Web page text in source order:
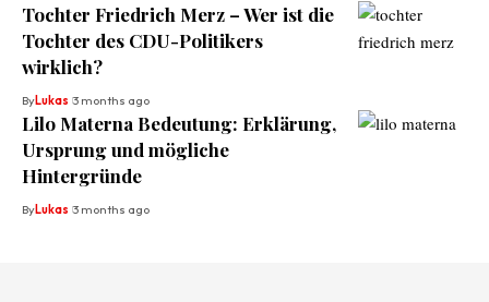
Tochter Friedrich Merz – Wer ist die
Tochter des CDU-Politikers
wirklich?
ByLukas 3 months ago
Lilo Materna Bedeutung: Erklärung,
Ursprung und mögliche
Hintergründe
ByLukas 3 months ago